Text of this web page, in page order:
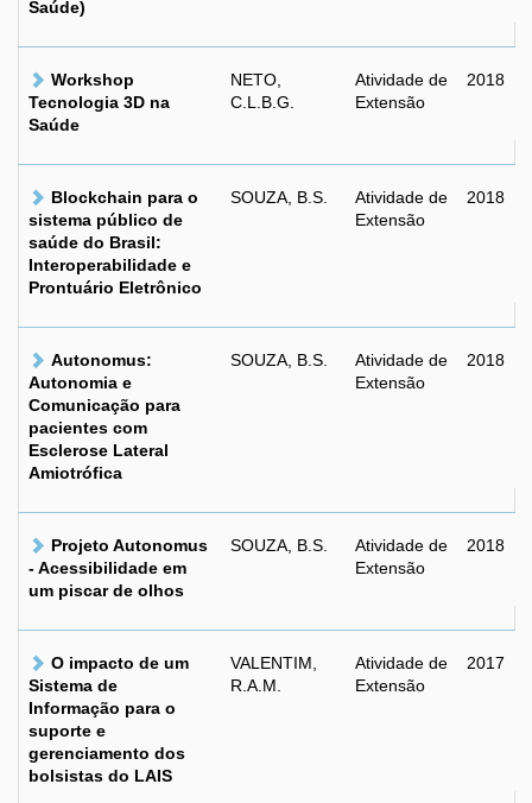
Saúde)
Workshop
Tecnologia 3D na
Saúde
NETO,
C.L.B.G.
Atividade de
Extensão
2018
Blockchain para o
sistema público de
saúde do Brasil:
Interoperabilidade e
Prontuário Eletrônico
SOUZA, B.S.
Atividade de
Extensão
2018
Autonomus:
Autonomia e
Comunicação para
pacientes com
Esclerose Lateral
Amiotrófica
SOUZA, B.S.
Atividade de
Extensão
2018
Projeto Autonomus
- Acessibilidade em
um piscar de olhos
SOUZA, B.S.
Atividade de
Extensão
2018
O impacto de um
Sistema de
Informação para o
suporte e
gerenciamento dos
bolsistas do LAIS
VALENTIM,
R.A.M.
Atividade de
Extensão
2017